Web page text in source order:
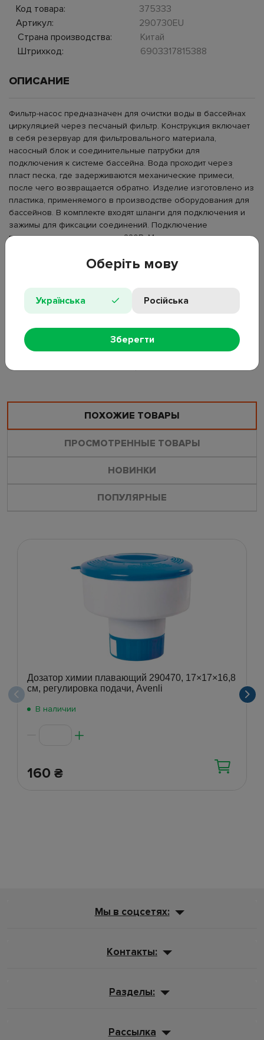
Код товара:
375333
Артикул:
290730EU
Страна производства:
Китай
Штрихкод:
6903317815388
ОПИСАНИЕ
Фильтр-насос предназначен для очистки воды в бассейнах
циркуляцией через песчаный фильтр. Конструкция включает
в себя резервуар для фильтровального материала,
насосный блок и соединительные патрубки для
подключения к системе бассейна. Вода проходит через
пласт песка, где задерживаются механические примеси,
после чего возвращается обратно. Изделие изготовлено из
пластика, применяемого в производстве оборудования для
бассейнов. В комплекте входят шланги для подключения и
зажимы для фиксации соединений. Подключение
производится к электросети 220В. Модель используется для
• Комплектация: фильтр-насос, 2 шланга, 6 зажимов;
• Питание: 220В;
• Функции: песчаная фильтрация воды;
ПОХОЖИЕ ТОВАРЫ
ПРОСМОТРЕННЫЕ ТОВАРЫ
НОВИНКИ
ПОПУЛЯРНЫЕ
Дозатор химии плавающий 290470, 17×17×16,8
см, регулировка подачи, Avenli
В наличии
160 ₴
Оберіть мову
Українська Російська
Зберегти
Мы в соцсетях:
Контакты:
Разделы:
Рассылка